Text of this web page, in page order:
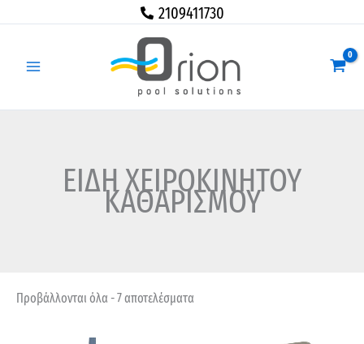
2109411730
ΕΙΔΗ ΧΕΙΡΟΚΙΝΗΤΟΥ
ΚΑΘΑΡΙΣΜΟΥ
Προβάλλονται όλα - 7 αποτελέσματα